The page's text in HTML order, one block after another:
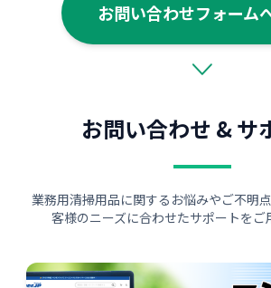
お問い合わせフォーム
お問い合わせ & サ
業務用清掃用品に関するお悩みやご不明
客様のニーズに合わせたサポートをご